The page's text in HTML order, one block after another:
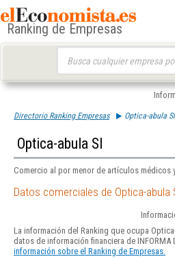
Ranking de Empresas
Directorio Ranking Empresas Optica-abula Sl
Optica-abula Sl
Comercio al por menor de artículos médicos
Datos comerciales de Optica-abula
La información del Ranking que ocupa
datos de información financiera de INFORMA
información sobre el Ranking de Empresas.